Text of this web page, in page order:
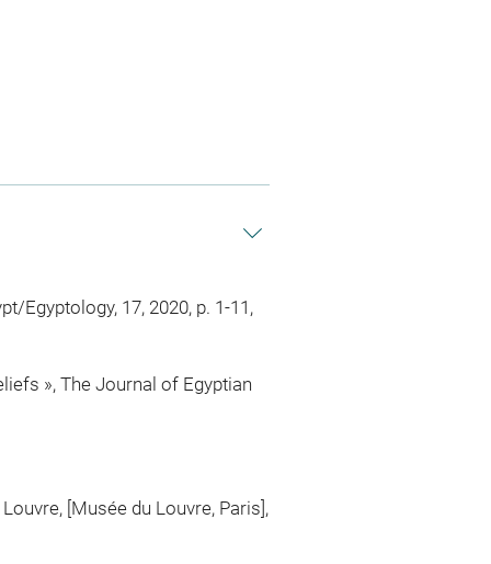
Egyptology, 17, 2020, p. 1-11,
», The Journal of Egyptian
[Musée du Louvre, Paris],